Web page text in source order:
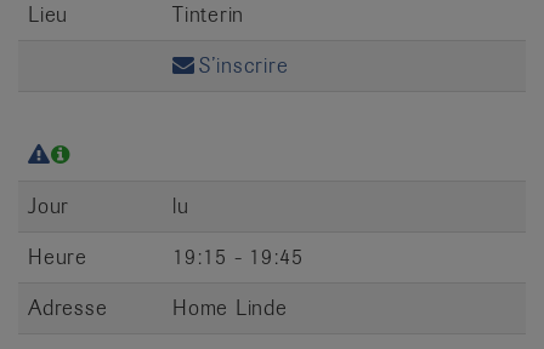
Lieu
Tinterin
S’inscrire
Jour
lu
Heure
19:15 - 19:45
Adresse
Home Linde